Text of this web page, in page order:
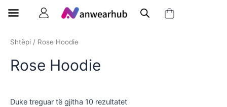
Shtëpi / Rose Hoodie
Rose Hoodie
Duke treguar të gjitha 10 rezultatet